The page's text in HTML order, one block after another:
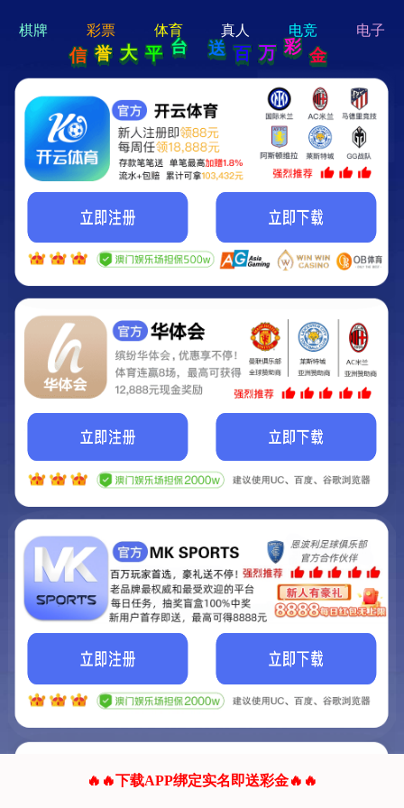
hi 💗
Hey Guys!
我们即将上线啦...
我们的网站正在建设.
它将是非常棒的网站.
联系我们!